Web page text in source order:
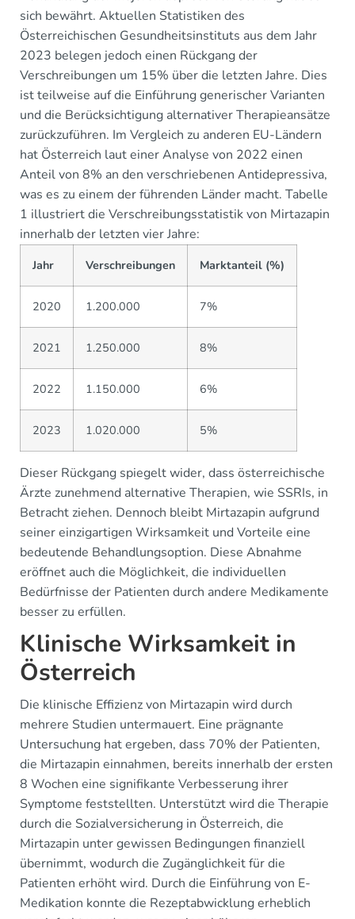
sich bewährt. Aktuellen Statistiken des
Österreichischen Gesundheitsinstituts aus dem Jahr
2023 belegen jedoch einen Rückgang der
Verschreibungen um 15% über die letzten Jahre. Dies
ist teilweise auf die Einführung generischer Varianten
und die Berücksichtigung alternativer Therapieansätze
zurückzuführen. Im Vergleich zu anderen EU-Ländern
hat Österreich laut einer Analyse von 2022 einen
Anteil von 8% an den verschriebenen Antidepressiva,
was es zu einem der führenden Länder macht. Tabelle
1 illustriert die Verschreibungsstatistik von Mirtazapin
innerhalb der letzten vier Jahre:
Jahr Verschreibungen Marktanteil (%)
2020 1.200.000 7%
2021 1.250.000 8%
2022 1.150.000 6%
2023 1.020.000 5%
Dieser Rückgang spiegelt wider, dass österreichische
Ärzte zunehmend alternative Therapien, wie SSRIs, in
Betracht ziehen. Dennoch bleibt Mirtazapin aufgrund
seiner einzigartigen Wirksamkeit und Vorteile eine
bedeutende Behandlungsoption. Diese Abnahme
eröffnet auch die Möglichkeit, die individuellen
Bedürfnisse der Patienten durch andere Medikamente
besser zu erfüllen.
Klinische Wirksamkeit in
Österreich
Die klinische Effizienz von Mirtazapin wird durch
mehrere Studien untermauert. Eine prägnante
Untersuchung hat ergeben, dass 70% der Patienten,
die Mirtazapin einnahmen, bereits innerhalb der ersten
8 Wochen eine signifikante Verbesserung ihrer
Symptome feststellten. Unterstützt wird die Therapie
durch die Sozialversicherung in Österreich, die
Mirtazapin unter gewissen Bedingungen finanziell
übernimmt, wodurch die Zugänglichkeit für die
Patienten erhöht wird. Durch die Einführung von E-
Medikation konnte die Rezeptabwicklung erheblich